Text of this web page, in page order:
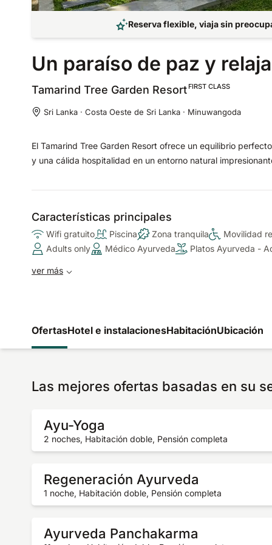
Reserva flexible, viaja sin
Un paraíso de paz y
Tamarind Tree Garden ResortFIRST CLASS
Sri Lanka · Costa Oeste de Sri Lanka · Minuwangoda
El Tamarind Tree Garden Resort ofrece un equilibrio
y una cálida hospitalidad en un entorno natural
Características principales
Wifi gratuito Piscina Zona tranquila Movilidad
Adults only
Médico Ayurveda Platos Ayurveda -
ver más
OfertasHotel e instalacionesHabitaciónUbicación
Las mejores ofertas basadas en su
Ayu-Yoga
2 noches, Habitación doble, Pensión completa
Regeneración Ayurveda
1 noche, Habitación doble, Pensión completa
Ayurveda Panchakarma